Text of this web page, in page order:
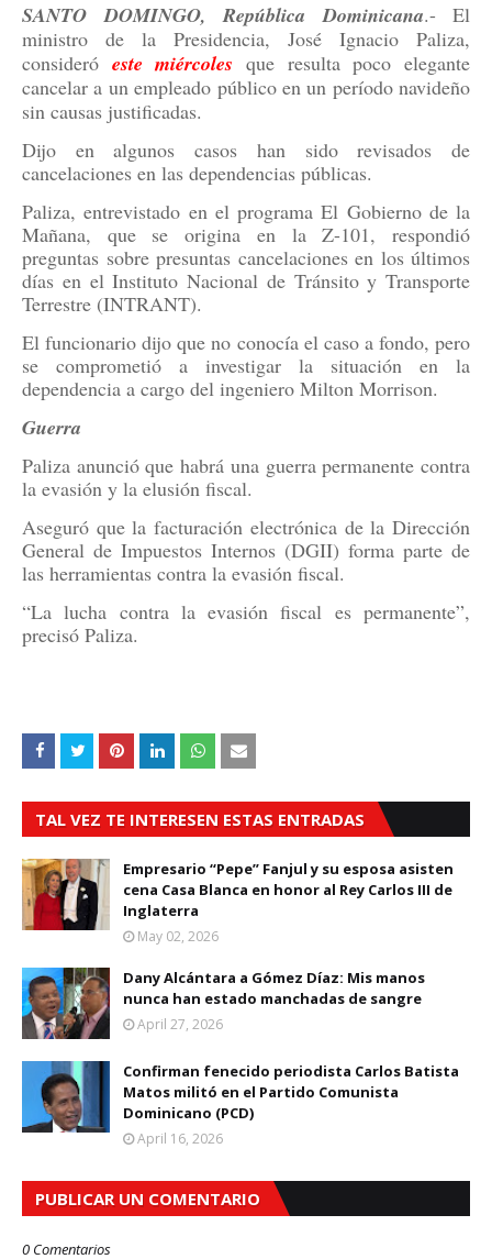
SANTO DOMINGO, República Dominicana.- El
ministro de la Presidencia, José Ignacio Paliza,
consideró este miércoles que resulta poco elegante
cancelar a un empleado público en un período navideño
sin causas justificadas.
Dijo en algunos casos han sido revisados de
cancelaciones en las dependencias públicas.
Paliza, entrevistado en el programa El Gobierno de la
Mañana, que se origina en la Z-101, respondió
preguntas sobre presuntas cancelaciones en los últimos
días en el Instituto Nacional de Tránsito y Transporte
Terrestre (INTRANT).
El funcionario dijo que no conocía el caso a fondo, pero
se comprometió a investigar la situación en la
dependencia a cargo del ingeniero Milton Morrison.
Guerra
Paliza anunció que habrá una guerra permanente contra
la evasión y la elusión fiscal.
Aseguró que la facturación electrónica de la Dirección
General de Impuestos Internos (DGII) forma parte de
las herramientas contra la evasión fiscal.
“La lucha contra la evasión fiscal es permanente”,
precisó Paliza.
TAL VEZ TE INTERESEN ESTAS ENTRADAS
Empresario “Pepe” Fanjul y su esposa asisten
cena Casa Blanca en honor al Rey Carlos III de
Inglaterra
May 02, 2026
Dany Alcántara a Gómez Díaz: Mis manos
nunca han estado manchadas de sangre
April 27, 2026
Confirman fenecido periodista Carlos Batista
Matos militó en el Partido Comunista
Dominicano (PCD)
April 16, 2026
PUBLICAR UN COMENTARIO
0 Comentarios